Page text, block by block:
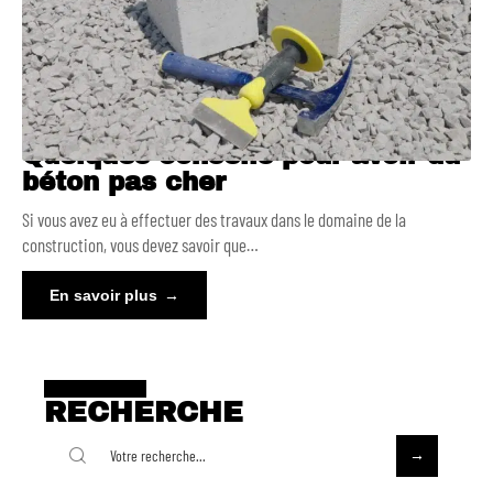
Quelques conseils pour avoir du
béton pas cher
Si vous avez eu à effectuer des travaux dans le domaine de la
construction, vous devez savoir que…
En savoir plus
RECHERCHE